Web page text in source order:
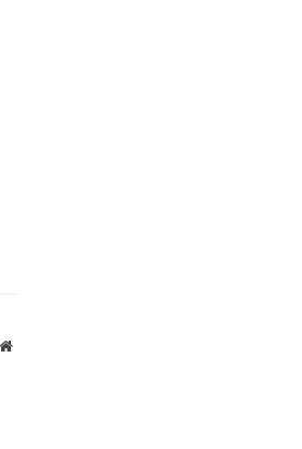
Website